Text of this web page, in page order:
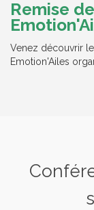
Remise
Venez découvrir
Emotion'Ailes